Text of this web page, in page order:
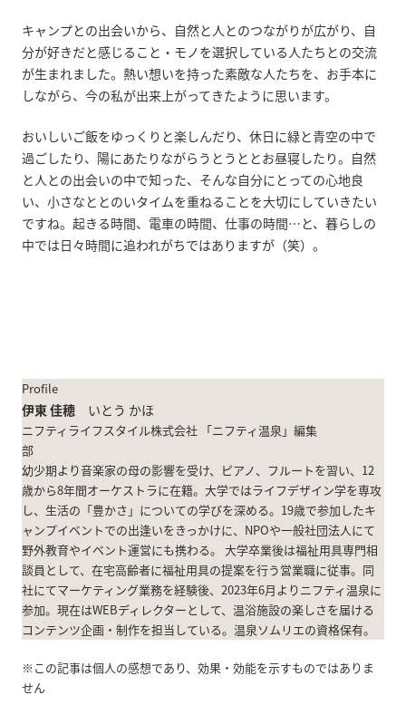
キャンプとの出会いから、自然と人とのつながりが広がり、自
分が好きだと感じること・モノを選択している人たちとの交流
が生まれました。熱い想いを持った素敵な人たちを、お手本に
しながら、今の私が出来上がってきたように思います。
おいしいご飯をゆっくりと楽しんだり、休日に緑と青空の中で
過ごしたり、陽にあたりながらうとうととお昼寝したり。自然
と人との出会いの中で知った、そんな自分にとっての心地良
い、小さなととのいタイムを重ねることを大切にしていきたい
ですね。起きる時間、電車の時間、仕事の時間…と、暮らしの
中では日々時間に追われがちではありますが（笑）。
Profile
伊東 佳穂 いとう かほ
ニフティライフスタイル株式会社 「ニフティ温泉」編集
部
幼少期より音楽家の母の影響を受け、ピアノ、フルートを習い、12
歳から8年間オーケストラに在籍。大学ではライフデザイン学を専攻
し、生活の「豊かさ」についての学びを深める。19歳で参加したキ
ャンプイベントでの出逢いをきっかけに、NPOや一般社団法人にて
野外教育やイベント運営にも携わる。 大学卒業後は福祉用具専門相
談員として、在宅高齢者に福祉用具の提案を行う営業職に従事。同
社にてマーケティング業務を経験後、2023年6月よりニフティ温泉に
参加。現在はWEBディレクターとして、温浴施設の楽しさを届ける
コンテンツ企画・制作を担当している。温泉ソムリエの資格保有。
※この記事は個人の感想であり、効果・効能を示すものではありま
せん